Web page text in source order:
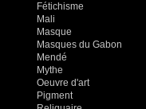
Fétichisme
Mali
Masque
Masques du Gabon
Mendé
Mythe
Oeuvre d'art
Pigment